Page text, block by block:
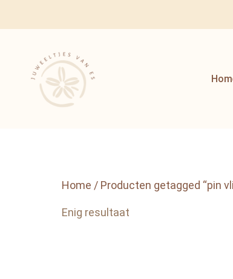
Home / Producten getagged “pin
Enig resultaat